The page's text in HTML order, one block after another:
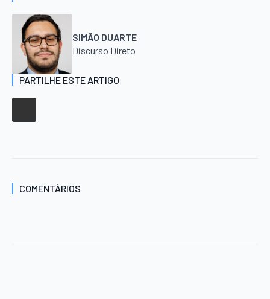
SIMÃO DUARTE
Discurso Direto
PARTILHE ESTE ARTIGO
COMENTÁRIOS